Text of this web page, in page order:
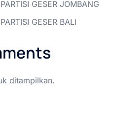
GESER JOMBANG
GESER BALI
ditampilkan.